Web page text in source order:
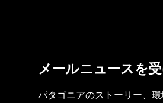
メールニュースを
パタゴニアのストーリー、